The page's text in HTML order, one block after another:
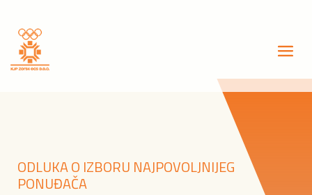
ODLUKA O IZBORU NAJPOVOLJNIJEG
PONUĐAČA